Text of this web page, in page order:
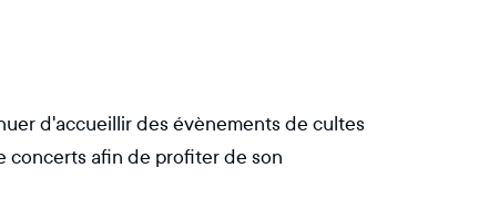
d'accueillir des évènements de cultes
concerts afin de profiter de son